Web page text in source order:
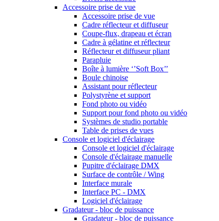
Accessoire prise de vue
Accessoire prise de vue
Cadre réflecteur et diffuseur
Coupe-flux, drapeau et écran
Cadre à gélatine et réflecteur
Réflecteur et diffuseur pliant
Parapluie
Boîte à lumière ‘’Soft Box’’
Boule chinoise
Assistant pour réflecteur
Polystyrène et support
Fond photo ou vidéo
Support pour fond photo ou vidéo
Systèmes de studio portable
Table de prises de vues
Console et logiciel d'éclairage
Console et logiciel d'éclairage
Console d'éclairage manuelle
Pupitre d'éclairage DMX
Surface de contrôle / Wing
Interface murale
Interface PC - DMX
Logiciel d'éclairage
Gradateur - bloc de puissance
Gradateur - bloc de puissance